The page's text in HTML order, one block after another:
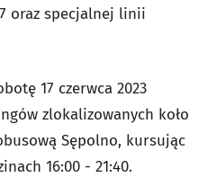
oraz specjalnej linii
17 czerwca 2023
zlokalizowanych koło
Sępolno, kursując
16:00 - 21:40.